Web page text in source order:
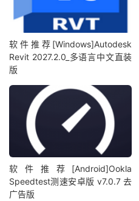
软件推荐[Windows]Autodesk
Revit 2027.2.0_多语言中文直装
版
软件推荐[Android]Ookla
Speedtest测速安卓版 v7.0.7 去
广告版